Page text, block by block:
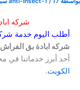
شركه
أطلب اليوم خدمة
شركه ابادة بق
أحد أبرز خدماتنا
الكويت.